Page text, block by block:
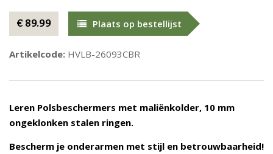
€ 89.99 Plaats op bestellijst
Artikelcode: HVLB-26093CBR
Leren Polsbeschermers met maliënkolder, 10 mm
ongeklonken stalen ringen.
Bescherm je onderarmen met stijl en betrouwbaarheid!